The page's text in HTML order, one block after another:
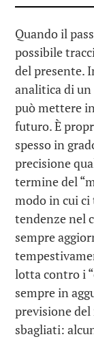
Quando il
possibile
del presente.
analitica di
può mettere
futuro. È
spesso in
precisione
termine del
modo in cui
tendenze nel
sempre
lotta contro i
sempre in
previsione
sbagliati: